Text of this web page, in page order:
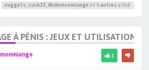
nuggets, cuck33, Midemonmiange et 6 autres a liké
À PÉNIS : JEUX ET UTILISATION,
1